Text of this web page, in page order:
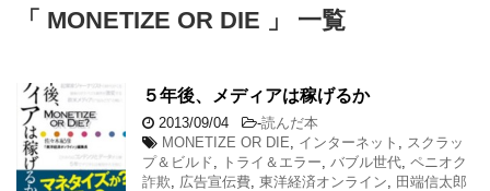
「 MONETIZE OR DIE 」 一覧
５年後、メディアは稼げるか
2013/09/04 -読んだ本
MONETIZE OR DIE
インターネット
スクラッ
プ＆ビルド
トライ＆エラー バブル世代 ペニオク
詐欺
広告宣伝費 東洋経済オンライン
田端信太郎